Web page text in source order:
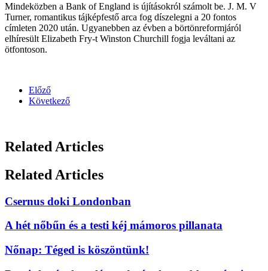
Mindeközben a Bank of England is újításokról számolt be. J. M. V
Turner, romantikus tájképfestő arca fog díszelegni a 20 fontos
címleten 2020 után. Ugyanebben az évben a börtönreformjáról
elhíresült Elizabeth Fry-t Winston Churchill fogja leváltani az
ötfontoson.
Előző
Következő
Related Articles
Related Articles
Csernus doki Londonban
A hét nőbűn és a testi kéj mámoros pillanata
Nőnap: Téged is köszöntünk!